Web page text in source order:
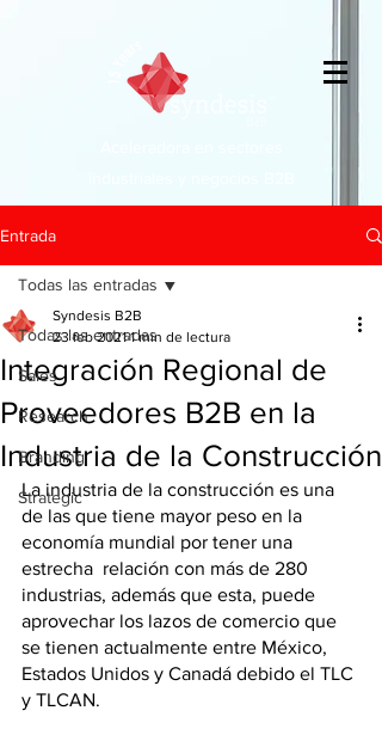
Entrada
Todas las entradas
Sales
Research
Branding
Strategic
Todas las entradas
Integración Regional de
Proveedores B2B en la
Industria de la Construcción
Syndesis B2B
23 feb 2021 1 min de lectura
La industria de la construcción es una
de las que tiene mayor peso en la
economía mundial por tener una
estrecha  relación con más de 280
industrias, además que esta, puede
aprovechar los lazos de comercio que
se tienen actualmente entre México,
Estados Unidos y Canadá debido el TLC
y TLCAN.